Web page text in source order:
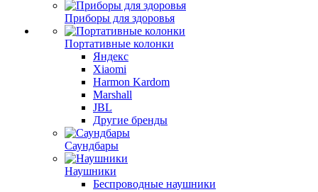
Приборы для здоровья
Портативные колонки
Яндекс
Xiaomi
Harmon Kardom
Marshall
JBL
Другие бренды
Саундбары
Наушники
Беспроводные наушники